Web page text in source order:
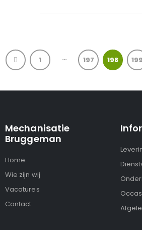
1 … 197 198 199
Mechanisatie
Bruggeman
Home
Wie zijn wij
Vacatures
Contact